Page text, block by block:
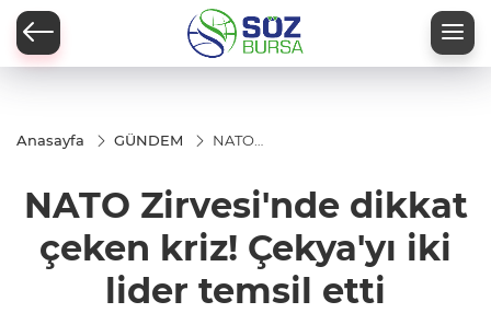
Anasayfa GÜNDEM
NATO
çeken kriz!
Çekya'yı
temsil etti
NATO Zirvesi'nde dikkat
çeken kriz! Çekya'yı iki
lider temsil etti